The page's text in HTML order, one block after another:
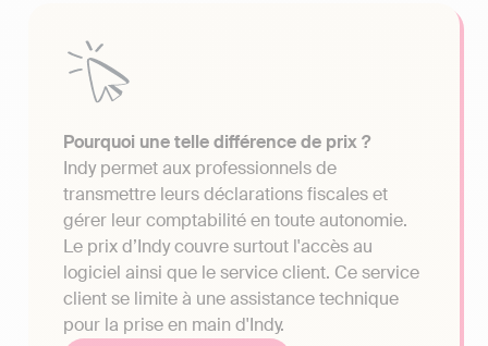
Pourquoi une telle différence de prix ?
Indy permet aux professionnels de
transmettre leurs déclarations fiscales et
gérer leur comptabilité en toute autonomie.
Le prix d’Indy couvre surtout l'accès au
logiciel ainsi que le service client. Ce service
client se limite à une assistance technique
pour la prise en main d'Indy.